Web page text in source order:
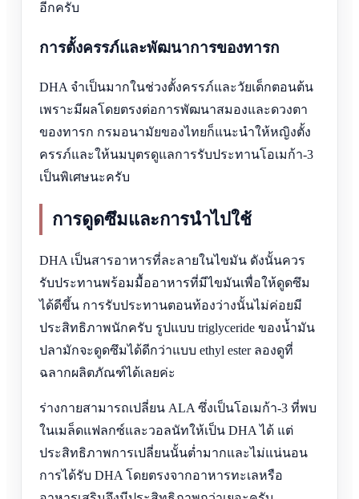
อีกครับ
การตั้งครรภ์และพัฒนาการของทารก
DHA จำเป็นมากในช่วงตั้งครรภ์และวัยเด็กตอนต้น
เพราะมีผลโดยตรงต่อการพัฒนาสมองและดวงตา
ของทารก กรมอนามัยของไทยก็แนะนำให้หญิงตั้ง
ครรภ์และให้นมบุตรดูแลการรับประทานโอเมก้า-3
เป็นพิเศษนะครับ
การดูดซึมและการนำไปใช้
DHA เป็นสารอาหารที่ละลายในไขมัน ดังนั้นควร
รับประทานพร้อมมื้ออาหารที่มีไขมันเพื่อให้ดูดซึม
ได้ดีขึ้น การรับประทานตอนท้องว่างนั้นไม่ค่อยมี
ประสิทธิภาพนักครับ รูปแบบ triglyceride ของน้ำมัน
ปลามักจะดูดซึมได้ดีกว่าแบบ ethyl ester ลองดูที่
ฉลากผลิตภัณฑ์ได้เลยค่ะ
ร่างกายสามารถเปลี่ยน ALA ซึ่งเป็นโอเมก้า-3 ที่พบ
ในเมล็ดแฟลกซ์และวอลนัทให้เป็น DHA ได้ แต่
ประสิทธิภาพการเปลี่ยนนั้นต่ำมากและไม่แน่นอน
การได้รับ DHA โดยตรงจากอาหารทะเลหรือ